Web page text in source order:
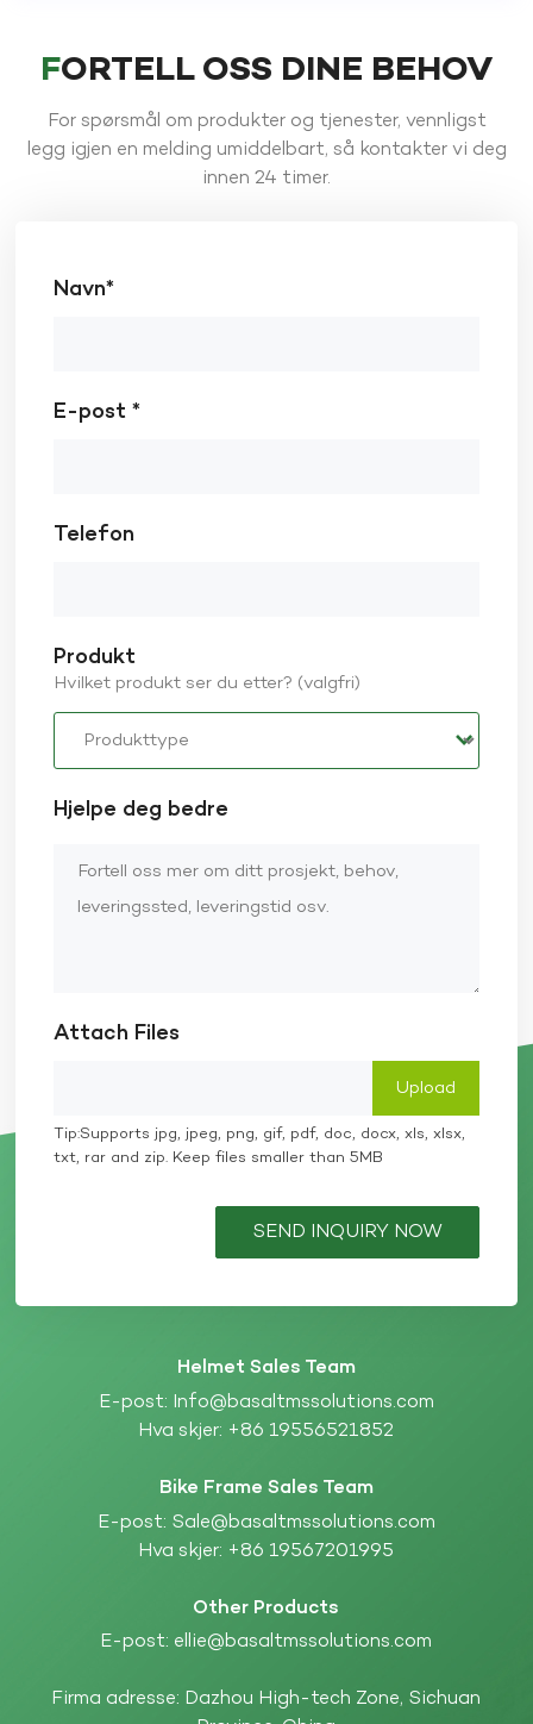
FORTELL OSS DINE BEHOV
For spørsmål om produkter og tjenester, vennligst
legg igjen en melding umiddelbart, så kontakter vi deg
innen 24 timer.
Navn*
E-post *
Telefon
Produkt
Hvilket produkt ser du etter? (valgfri)
Hjelpe deg bedre
Attach Files
Tip:Supports jpg, jpeg, png, gif, pdf, doc, docx, xls, xlsx,
txt, rar and zip. Keep files smaller than 5MB
SEND INQUIRY NOW
Helmet Sales Team
E-post: Info@basaltmssolutions.com
Hva skjer: +86 19556521852
Bike Frame Sales Team
E-post: Sale@basaltmssolutions.com
Hva skjer: +86 19567201995
Other Products
E-post: ellie@basaltmssolutions.com
Firma adresse: Dazhou High-tech Zone, Sichuan